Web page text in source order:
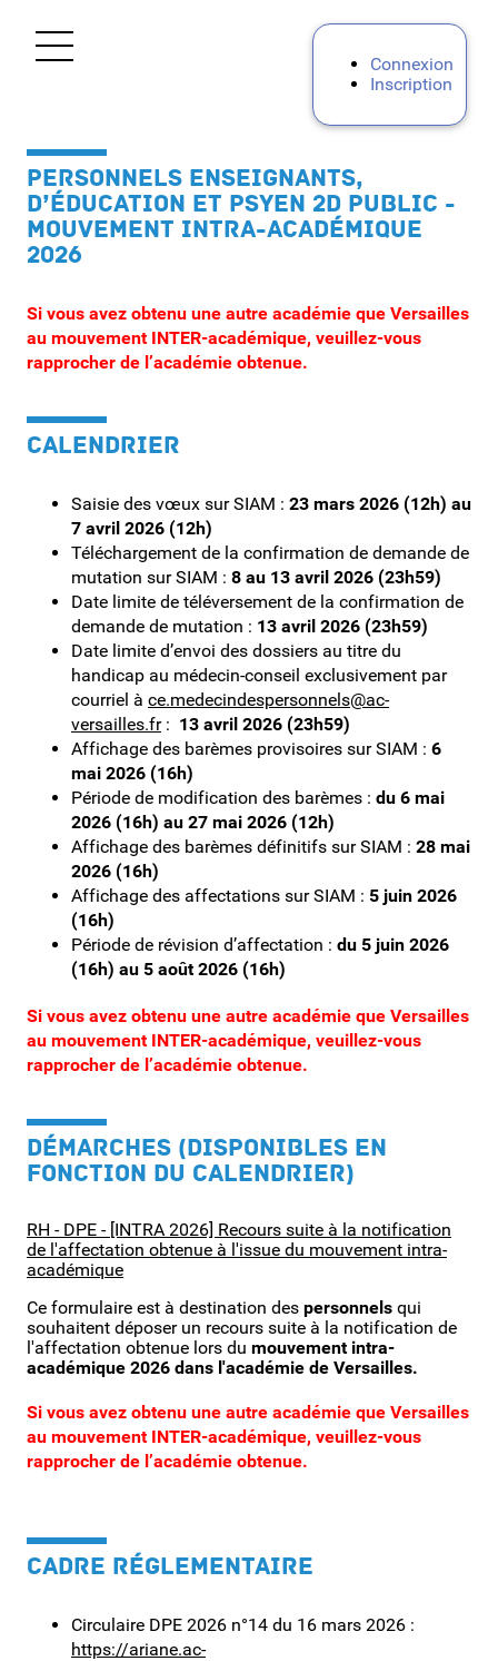
Connexion
Inscription
Ouvrir le menu
Personnels d'encadrement
Premier degré
DSDEN 78
DSDEN 91
DSDEN 92
DSDEN 95
Enseignement privé
Second degré
2D Public
2D Privé
Personnels BIATPSS
Etudiants en MEEF
Mes demandes
CADRE RÉGLEMENTAIRE
Circulaire DPE 2026 n°14 du 16 mars 2026 :
https://ariane.ac-
PERSONNELS ENSEIGNANTS,
D’ÉDUCATION ET PSYEN 2D PUBLIC -
MOUVEMENT INTRA-ACADÉMIQUE
2026
Si vous avez obtenu une autre académie que Versailles
au mouvement INTER-académique, veuillez-vous
rapprocher de l’académie obtenue.
CALENDRIER
Saisie des vœux sur SIAM : 23 mars 2026 (12h) au
7 avril 2026 (12h)
Téléchargement de la confirmation de demande de
mutation sur SIAM : 8 au 13 avril 2026 (23h59)
Date limite de téléversement de la confirmation de
demande de mutation : 13 avril 2026 (23h59)
Date limite d’envoi des dossiers au titre du
handicap au médecin-conseil exclusivement par
courriel à ce.medecindespersonnels@ac-
versailles.fr: 13 avril 2026 (23h59)
Affichage des barèmes provisoires sur SIAM : 6
mai 2026 (16h)
Période de modification des barèmes : du 6 mai
2026 (16h) au 27 mai 2026 (12h)
Affichage des barèmes définitifs sur SIAM : 28 mai
2026 (16h)
Affichage des affectations sur SIAM : 5 juin 2026
(16h)
Période de révision d’affectation : du 5 juin 2026
(16h) au 5 août 2026 (16h)
Si vous avez obtenu une autre académie que Versailles
au mouvement INTER-académique, veuillez-vous
rapprocher de l’académie obtenue.
DÉMARCHES (DISPONIBLES EN
FONCTION DU CALENDRIER)
RH - DPE - [INTRA 2026] Recours suite à la notification
de l'affectation obtenue à l'issue du mouvement intra-
académique
Ce formulaire est à destination des personnels qui
souhaitent déposer un recours suite à la notification de
l'affectation obtenue lors du mouvement intra-
académique 2026 dans l'académie de Versailles.
Si vous avez obtenu une autre académie que Versailles
au mouvement INTER-académique, veuillez-vous
rapprocher de l’académie obtenue.